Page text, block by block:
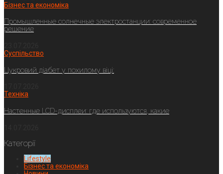
Бізнес та економіка
Промышленные солнечные электростанции: современное
решение
Суспільство
Цукровий діабет у похилому віці:
Техніка
Настенные LCD-дисплеи: где используются, какие
Категорії
Lifestyle
Бізнес та економіка